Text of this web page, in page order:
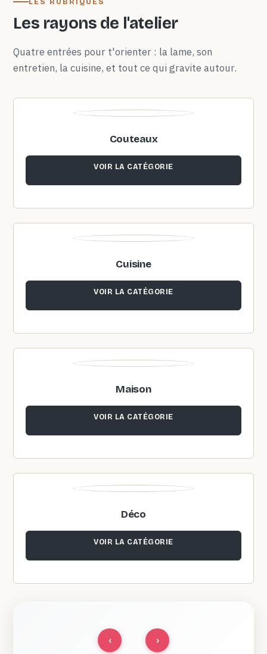
Les rayons de l'atelier
Quatre entrées pour t'orienter : la lame, son
entretien, la cuisine, et tout ce qui gravite autour.
Couteaux
VOIR LA CATÉGORIE
Cuisine
VOIR LA CATÉGORIE
Maison
VOIR LA CATÉGORIE
Déco
VOIR LA CATÉGORIE
‹ ›